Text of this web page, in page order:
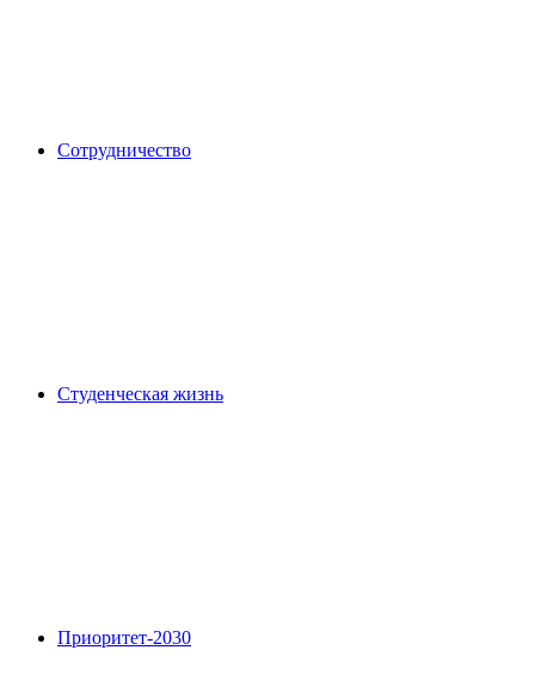
Сотрудничество
Студенческая жизнь
Приоритет-2030